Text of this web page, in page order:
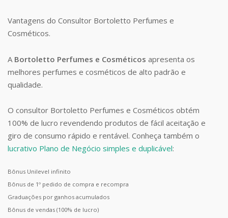
Vantagens do Consultor Bortoletto Perfumes e
Cosméticos.
A Bortoletto Perfumes e Cosméticos apresenta os
melhores perfumes e cosméticos de alto padrão e
qualidade.
O consultor Bortoletto Perfumes e Cosméticos obtém
100% de lucro revendendo produtos de fácil aceitação e
giro de consumo rápido e rentável. Conheça também o
lucrativo Plano de Negócio simples e duplicável:
Bônus Unilevel infinito
Bônus de 1º pedido de compra e recompra
Graduações por ganhos acumulados
Bônus de vendas (100% de lucro)